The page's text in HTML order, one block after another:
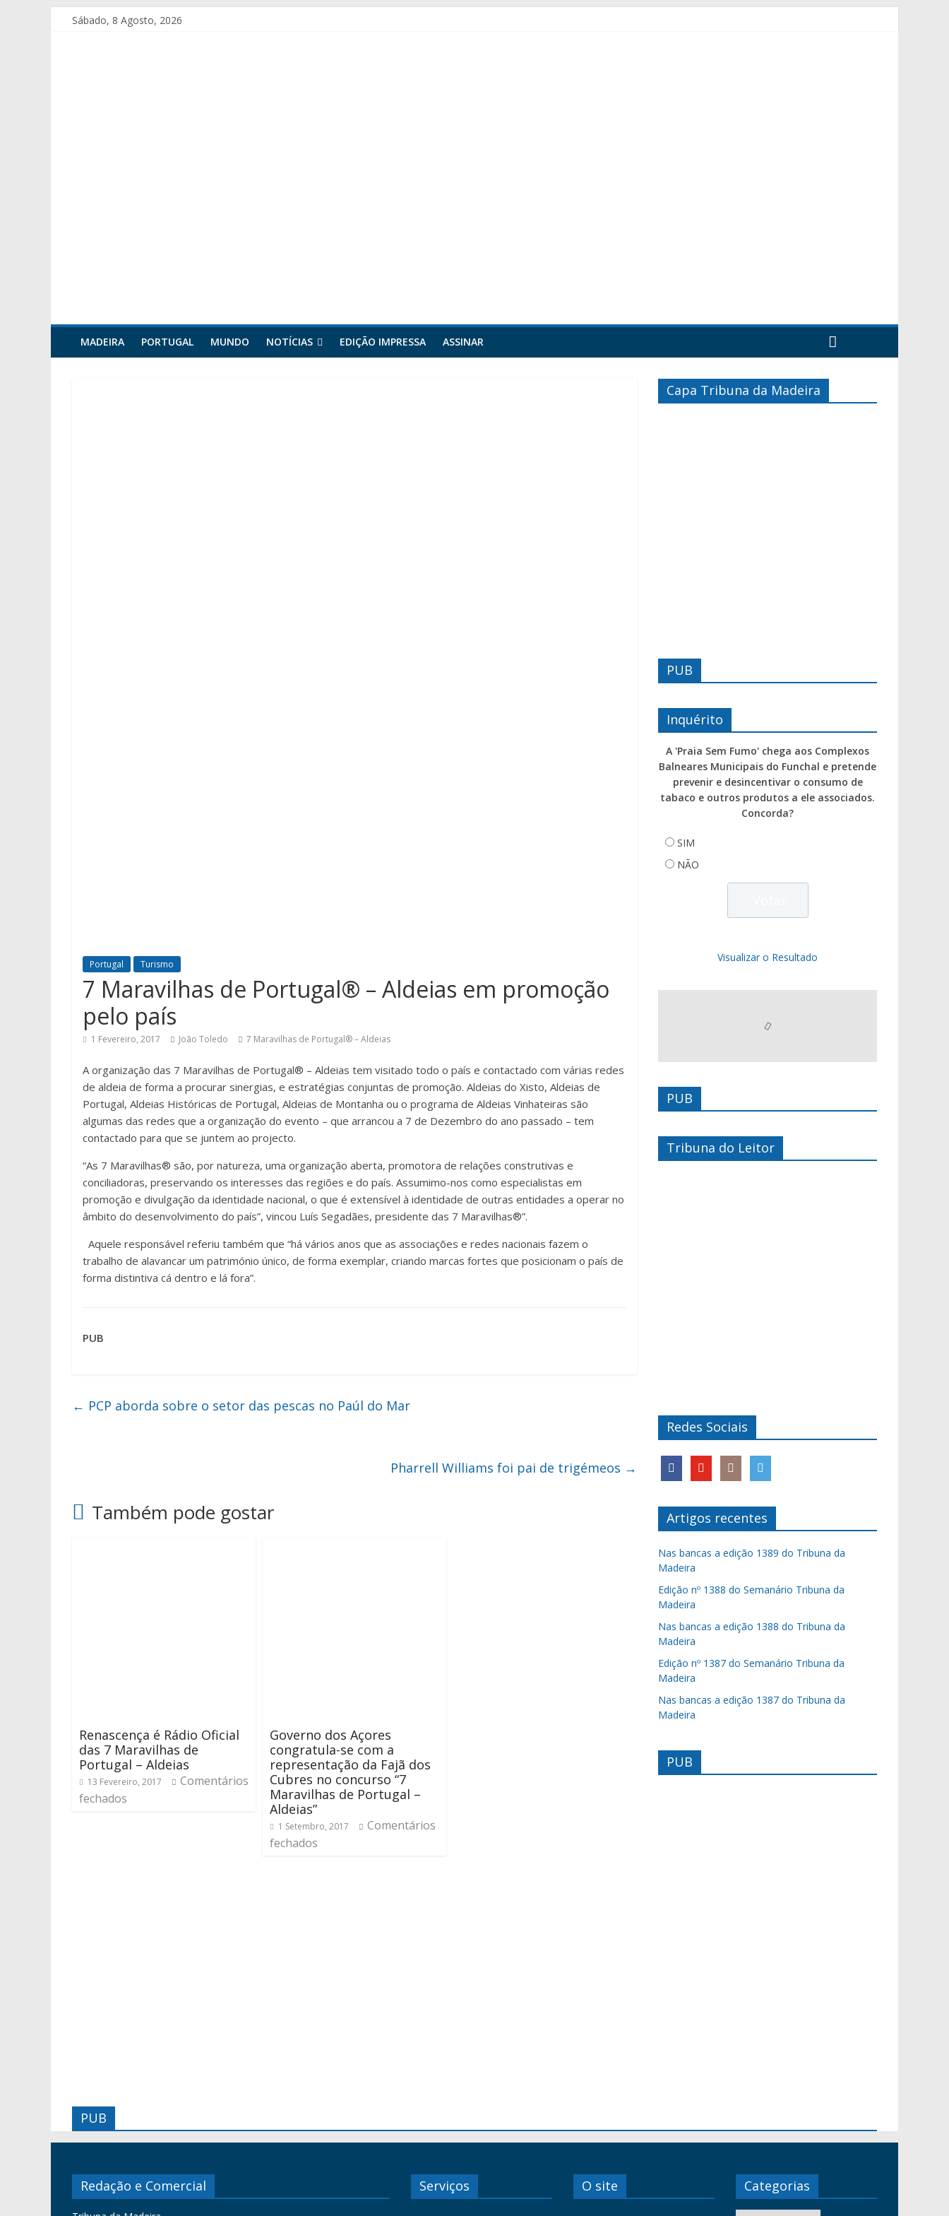
Sábado, 8 Agosto, 2026
MADEIRA PORTUGAL MUNDO NOTÍCIAS EDIÇÃO IMPRESSA ASSINAR
Portugal Turismo
7 Maravilhas de Portugal® – Aldeias em promoção
pelo país
1 Fevereiro, 2017 João Toledo 7 Maravilhas de Portugal® – Aldeias
A organização das 7 Maravilhas de Portugal® – Aldeias tem visitado todo o país e contactado com várias redes
de aldeia de forma a procurar sinergias, e estratégias conjuntas de promoção. Aldeias do Xisto, Aldeias de
Portugal, Aldeias Históricas de Portugal, Aldeias de Montanha ou o programa de Aldeias Vinhateiras são
algumas das redes que a organização do evento – que arrancou a 7 de Dezembro do ano passado – tem
contactado para que se juntem ao projecto.
“As 7 Maravilhas® são, por natureza, uma organização aberta, promotora de relações construtivas e
conciliadoras, preservando os interesses das regiões e do país. Assumimo-nos como especialistas em
promoção e divulgação da identidade nacional, o que é extensível à identidade de outras entidades a operar no
âmbito do desenvolvimento do país”, vincou Luís Segadães, presidente das 7 Maravilhas®”.
Aquele responsável referiu também que “há vários anos que as associações e redes nacionais fazem o
trabalho de alavancar um património único, de forma exemplar, criando marcas fortes que posicionam o país de
forma distintiva cá dentro e lá fora”.
PUB
← PCP aborda sobre o setor das pescas no Paúl do Mar
Pharrell Williams foi pai de trigémeos →
Também pode gostar
Renascença é Rádio Oficial
das 7 Maravilhas de
Portugal – Aldeias
13 Fevereiro, 2017
Comentários
fechados
Governo dos Açores
congratula-se com a
representação da Fajã dos
Cubres no concurso “7
Maravilhas de Portugal –
Aldeias”
1 Setembro, 2017
Comentários
fechados
Capa Tribuna da Madeira
PUB
Inquérito
A 'Praia Sem Fumo' chega aos Complexos
Balneares Municipais do Funchal e pretende
prevenir e desincentivar o consumo de
tabaco e outros produtos a ele associados.
Concorda?
SIM
NÃO
Visualizar o Resultado
PUB
Tribuna do Leitor
Redes Sociais
Artigos recentes
Nas bancas a edição 1389 do Tribuna da
Madeira
Edição nº 1388 do Semanário Tribuna da
Madeira
Nas bancas a edição 1388 do Tribuna da
Madeira
Edição nº 1387 do Semanário Tribuna da
Madeira
Nas bancas a edição 1387 do Tribuna da
Madeira
PUB
PUB
Redação e Comercial Serviços O site Categorias